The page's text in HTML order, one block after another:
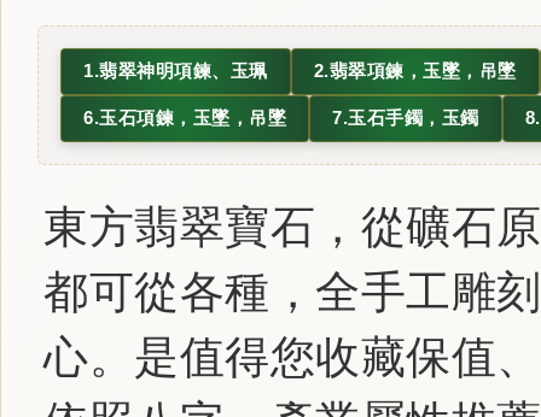
1.翡翠神明項鍊、玉珮 2.翡翠項鍊，玉墜，吊墜
6.玉石項鍊，玉墜，吊墜 7.玉石手鐲，玉鐲
東方翡翠寶石，從礦石
都可從各種，全手工雕
心。是值得您收藏保值